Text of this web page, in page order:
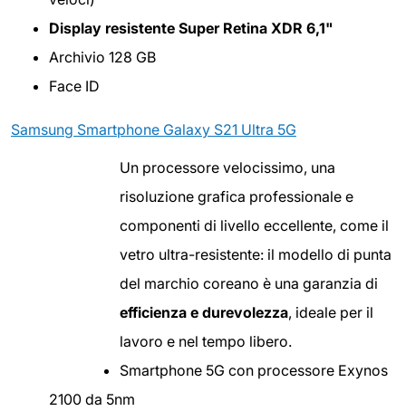
Display resistente Super Retina XDR 6,1"
Archivio 128 GB
Face ID
Samsung Smartphone Galaxy S21 Ultra 5G
Un processore velocissimo, una
risoluzione grafica professionale e
componenti di livello eccellente, come il
vetro ultra-resistente: il modello di punta
del marchio coreano è una garanzia di
efficienza e durevolezza, ideale per il
lavoro e nel tempo libero.
Smartphone 5G con processore Exynos
2100 da 5nm